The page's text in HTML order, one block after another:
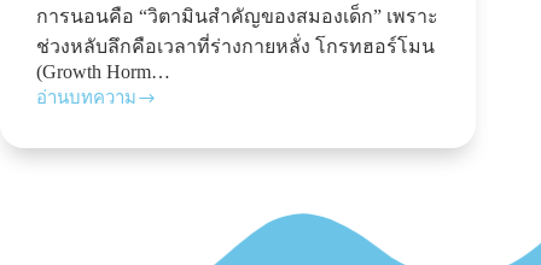
การนอนคือ “วิตามินสำคัญของสมองเด็ก” เพราะ
ช่วงหลับลึกคือเวลาที่ร่างกายหลั่ง โกรทฮอร์โมน
(Growth Horm…
อ่านบทความ